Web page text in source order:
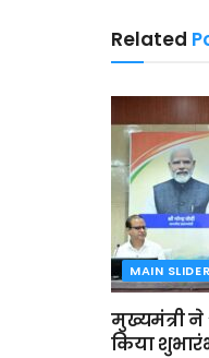
Related
MAIN SLIDER
मुख्यमंत्री ने
किया